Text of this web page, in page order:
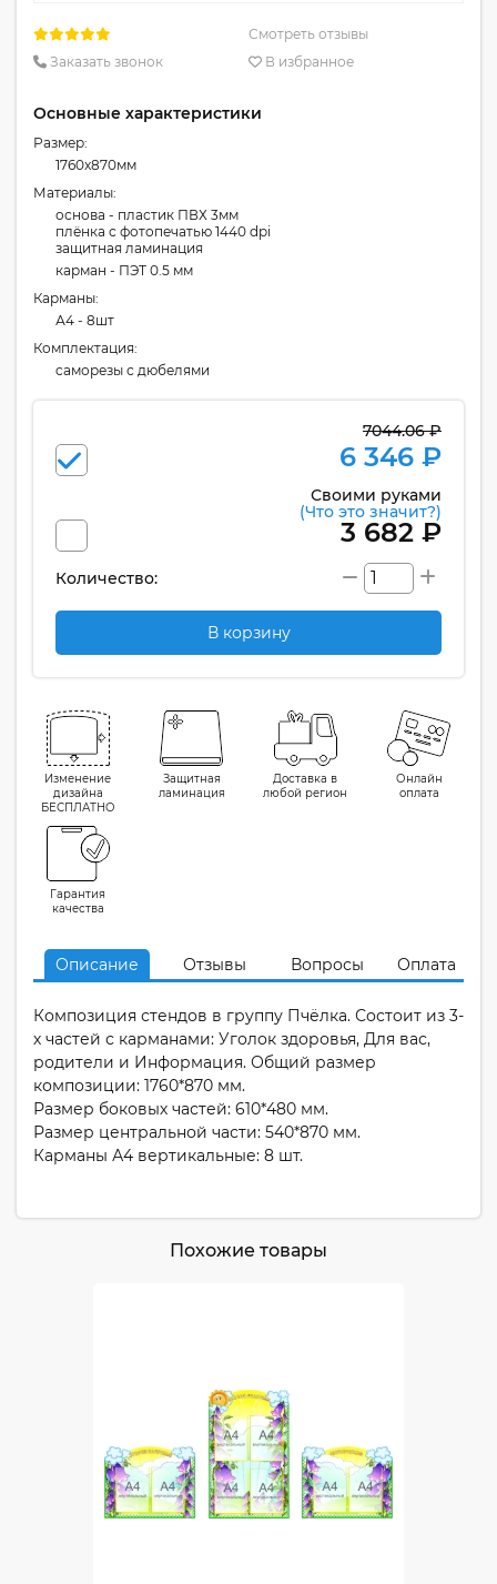
Смотреть отзывы
Заказать звонок
В избранное
Основные характеристики
Размер:
1760x870мм
Материалы:
основа - пластик ПВХ 3мм
плёнка с фотопечатью 1440 dpi
защитная ламинация
карман - ПЭТ 0.5 мм
Карманы:
А4 - 8шт
Комплектация:
cаморезы с дюбелями
7044.06 ₽
6 346 ₽
Своими руками
(Что это значит?)
3 682 ₽
Количество:
В корзину
Изменение
дизайна
БЕСПЛАТНО
Защитная
ламинация
Доставка в
любой регион
Онлайн
оплата
Гарантия
качества
Описание Отзывы Вопросы Оплата
Композиция стендов в группу Пчёлка. Состоит из 3-
х частей с карманами: Уголок здоровья, Для вас,
родители и Информация. Общий размер
композиции: 1760*870 мм.
Размер боковых частей: 610*480 мм.
Размер центральной части: 540*870 мм.
Карманы А4 вертикальные: 8 шт.
Похожие товары